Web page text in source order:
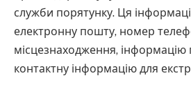
служби порятунку. Ця
електронну пошту, номер
місцезнаходження, інформацію
контактну інформацію для